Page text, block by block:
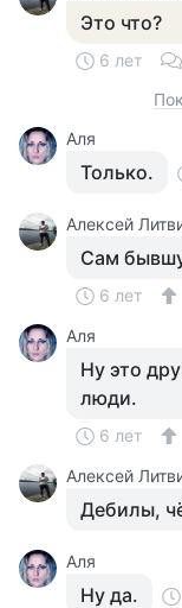
Это что?
6 лет
Аля
Только.
Алексей
Сам
6 лет
Аля
Ну это
люди.
6 лет
Алексей
Дебилы,
Аля
Ну да.